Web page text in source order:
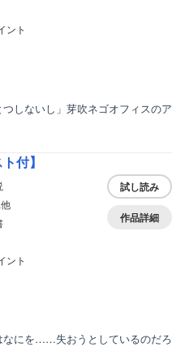
ント
しないし」芽吹ネゴオフィスのア
付】
ント
試し読み
作品詳細
なにを……失おうとしているのだろ